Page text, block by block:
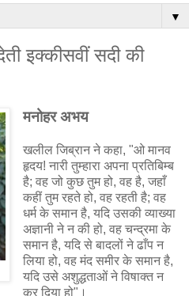
▼
इक्कीसवीं सदी की
मनोहर अभय
खलील जिब्रान ने कहा, "ओ मानव
हृदय! नारी तुम्हारा अपना प्रतिबिम्ब
है; वह जो कुछ तुम हो, वह है, जहाँ
कहीं तुम रहते हो, वह रहती है; वह
धर्म के समान है, यदि उसकी व्याख्या
अज्ञानी ने न की हो, वह चन्द्रमा के
समान है, यदि से बादलों ने ढाँप न
लिया हो, वह मंद समीर के समान है,
यदि उसे अशुद्धताओं ने विषाक्त न
कर दिया हो"।